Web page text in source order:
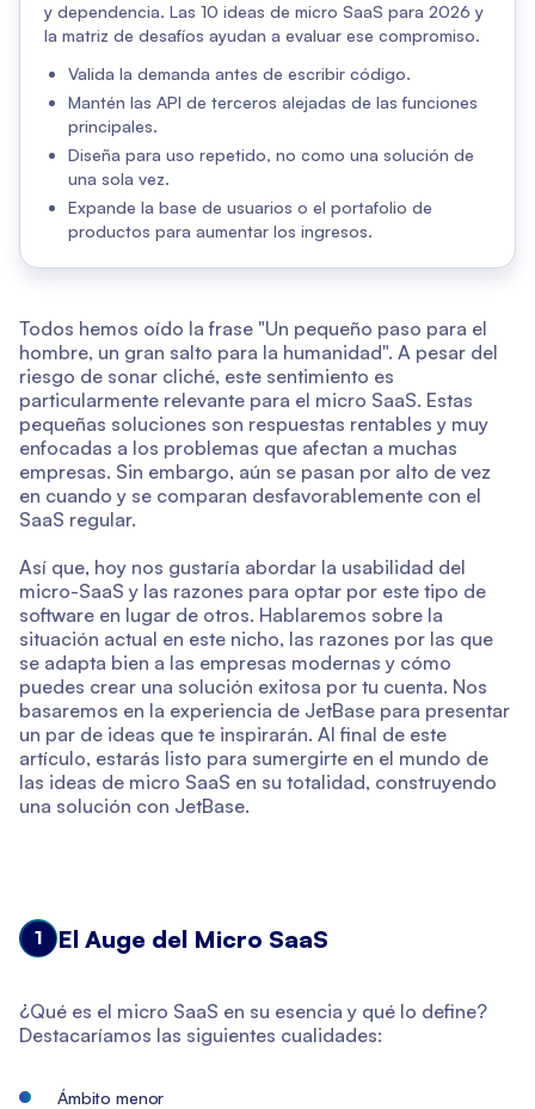
y dependencia. Las 10 ideas de micro SaaS para 2026 y
la matriz de desafíos ayudan a evaluar ese compromiso.
Valida la demanda antes de escribir código.
Mantén las API de terceros alejadas de las funciones
principales.
Diseña para uso repetido, no como una solución de
una sola vez.
Expande la base de usuarios o el portafolio de
productos para aumentar los ingresos.
Todos hemos oído la frase "Un pequeño paso para el
hombre, un gran salto para la humanidad". A pesar del
riesgo de sonar cliché, este sentimiento es
particularmente relevante para el micro SaaS. Estas
pequeñas soluciones son respuestas rentables y muy
enfocadas a los problemas que afectan a muchas
empresas. Sin embargo, aún se pasan por alto de vez
en cuando y se comparan desfavorablemente con el
SaaS regular.
Así que, hoy nos gustaría abordar la usabilidad del
micro-SaaS y las razones para optar por este tipo de
software en lugar de otros. Hablaremos sobre la
situación actual en este nicho, las razones por las que
se adapta bien a las empresas modernas y cómo
puedes crear una solución exitosa por tu cuenta. Nos
basaremos en la experiencia de JetBase para presentar
un par de ideas que te inspirarán. Al final de este
artículo, estarás listo para sumergirte en el mundo de
las ideas de micro SaaS en su totalidad, construyendo
una solución con JetBase.
1 El Auge del Micro SaaS
¿Qué es el micro SaaS en su esencia y qué lo define?
Destacaríamos las siguientes cualidades:
Ámbito menor